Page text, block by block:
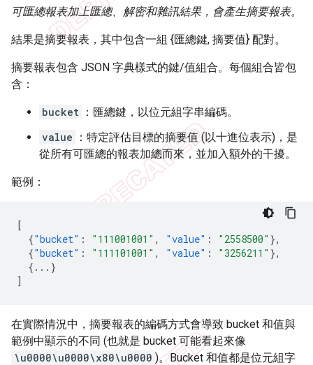
可匯總報表加上匯總、解密和雜訊結果，會產生摘要報表。
結果是摘要報表，其中包含一組 {匯總鍵, 摘要值} 配對。
摘要報表包含 JSON 字典樣式的鍵/值組合。每個組合皆包
含：
bucket
：匯總鍵，以位元組字串編碼。
value
：特定評估目標的摘要值 (以十進位表示)，是
從所有可匯總的報表加總而來，並加入額外的干擾。
範例：
[
{"bucket" : "111001001" , "value" : "2558500" },
{"bucket" : "111101001" , "value" : "3256211" },
{ ... }
]
在實際情況中，摘要報表的編碼方式會導致 bucket 和值與
範例中顯示的不同 (也就是 bucket 可能看起來像
\u0000\u0000\x80\u0000 )。Bucket 和值都是位元組字